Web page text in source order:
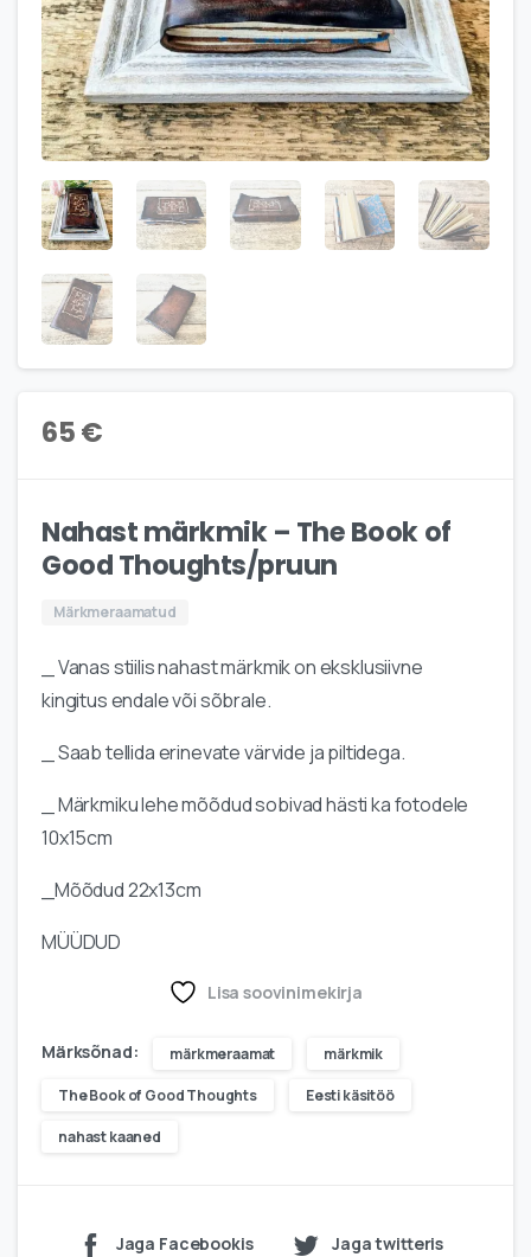
65€
Nahast märkmik – The Book of
Good Thoughts/pruun
Märkmeraamatud
_ Vanas stiilis nahast märkmik on eksklusiivne
kingitus endale või sõbrale.
_ Saab tellida erinevate värvide ja piltidega.
_ Märkmiku lehe mõõdud sobivad hästi ka fotodele
10x15cm
_Mõõdud 22x13cm
MÜÜDUD
Lisa soovinimekirja
Märksõnad: märkmeraamat märkmik
The Book of Good Thoughts Eesti käsitöö
nahast kaaned
Jaga Facebookis Jaga twitteris